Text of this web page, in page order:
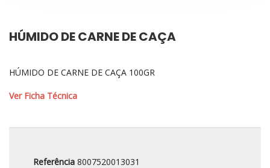
HÚMIDO DE CARNE DE CAÇA
HÚMIDO DE CARNE DE CAÇA 100GR
Ver Ficha Técnica
Referência 8007520013031